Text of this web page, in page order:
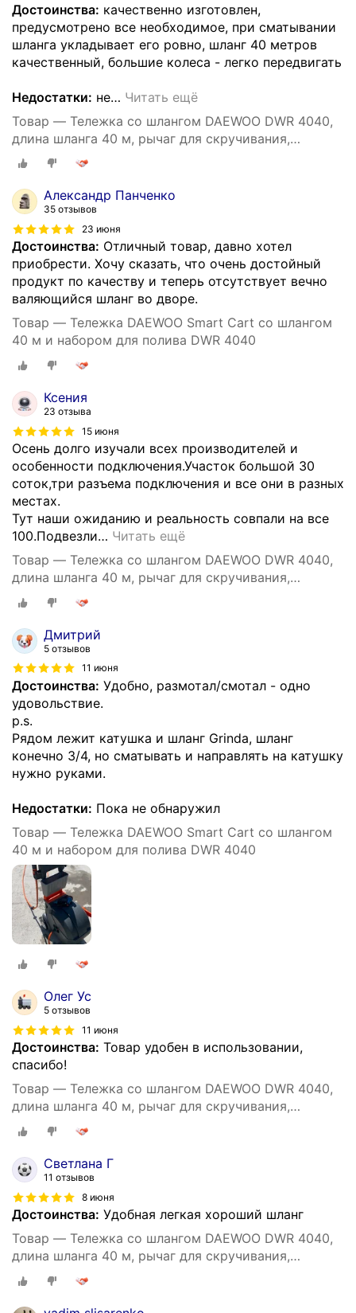
Достоинства: качественно изготовлен,
предусмотрено все необходимое, при сматывании
шланга укладывает его ровно, шланг 40 метров
качественный, большие колеса - легко передвигать
Недостатки: не… Читать ещё
Товар — Тележка со шлангом DAEWOO DWR 4040,
длина шланга 40 м, рычаг для скручивания,
автоматическая укладка
Александр Панченко
35 отзывов
23 июня
Достоинства: Отличный товар, давно хотел
приобрести. Хочу сказать, что очень достойный
продукт по качеству и теперь отсутствует вечно
валяющийся шланг во дворе.
Товар — Тележка DAEWOO Smart Cart со шлангом
40 м и набором для полива DWR 4040
Ксения
23 отзыва
15 июня
Осень долго изучали всех производителей и
особенности подключения.Участок большой 30
соток,три разъема подключения и все они в разных
местах.
Тут наши ожиданию и реальность совпали на все
100.Подвезли… Читать ещё
Товар — Тележка со шлангом DAEWOO DWR 4040,
длина шланга 40 м, рычаг для скручивания,
автоматическая укладка
Дмитрий
5 отзывов
11 июня
Достоинства: Удобно, размотал/смотал - одно
удовольствие.
p.s.
Рядом лежит катушка и шланг Grinda, шланг
конечно 3/4, но сматывать и направлять на катушку
нужно руками.
Недостатки: Пока не обнаружил
Товар — Тележка DAEWOO Smart Cart со шлангом
40 м и набором для полива DWR 4040
Олег Ус
5 отзывов
11 июня
Достоинства: Товар удобен в использовании,
спасибо!
Товар — Тележка со шлангом DAEWOO DWR 4040,
длина шланга 40 м, рычаг для скручивания,
автоматическая укладка
Светлана Г
11 отзывов
8 июня
Достоинства: Удобная легкая хороший шланг
Товар — Тележка со шлангом DAEWOO DWR 4040,
длина шланга 40 м, рычаг для скручивания,
автоматическая укладка